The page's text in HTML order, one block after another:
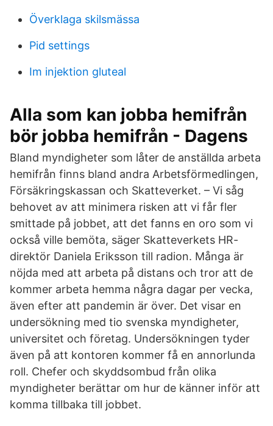
Överklaga skilsmässa
Pid settings
Im injektion gluteal
Alla som kan jobba hemifrån
bör jobba hemifrån - Dagens
Bland myndigheter som låter de anställda arbeta
hemifrån finns bland andra Arbetsförmedlingen,
Försäkringskassan och Skatteverket. – Vi såg
behovet av att minimera risken att vi får fler
smittade på jobbet, att det fanns en oro som vi
också ville bemöta, säger Skatteverkets HR-
direktör Daniela Eriksson till radion. Många är
nöjda med att arbeta på distans och tror att de
kommer arbeta hemma några dagar per vecka,
även efter att pandemin är över. Det visar en
undersökning med tio svenska myndigheter,
universitet och företag. Undersökningen tyder
även på att kontoren kommer få en annorlunda
roll. Chefer och skyddsombud från olika
myndigheter berättar om hur de känner inför att
komma tillbaka till jobbet.